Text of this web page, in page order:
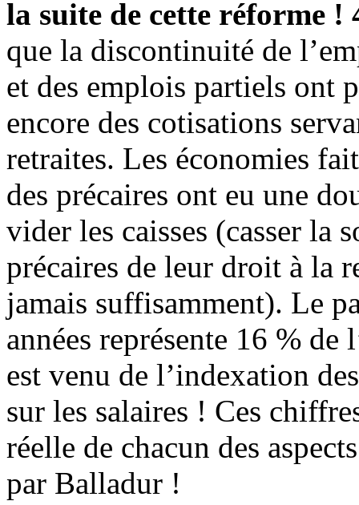
la suite de cette réforme
que la discontinuité de
et des emplois partiels ont
encore des cotisations
retraites. Les économies
des précaires ont eu une
vider les caisses (casser la
précaires de leur droit à la
jamais suffisamment). Le
années représente 16 % de
est venu de l’indexation
sur les salaires ! Ces
réelle de chacun des
par Balladur !